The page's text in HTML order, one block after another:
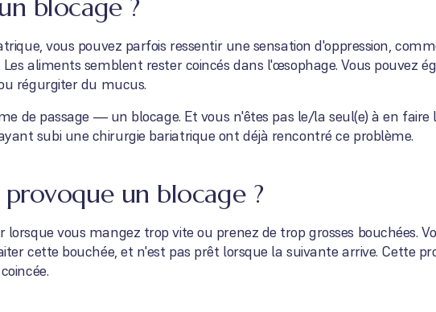
blocage ?
vous pouvez parfois ressentir une sensation d'oppression,
aliments semblent rester coincés dans l'œsophage. Vous pouvez
régurgiter du mucus.
de passage — un blocage. Et vous n'êtes pas le/la seul(e) à en faire
subi une chirurgie bariatrique ont déjà rencontré ce problème.
un blocage ?
lorsque vous mangez trop vite ou prenez de trop grosses bouchées.
cette bouchée, et n'est pas prêt lorsque la suivante arrive. Cette